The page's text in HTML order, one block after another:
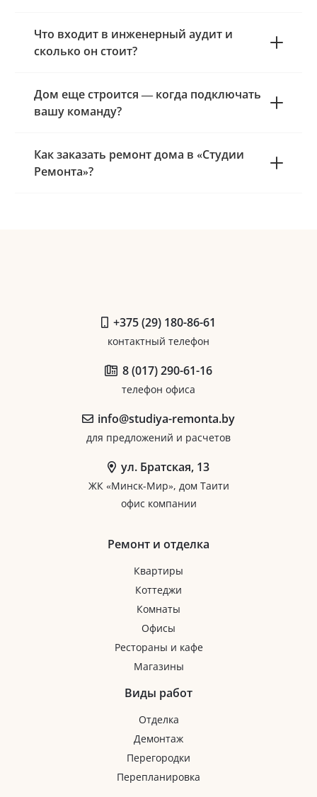
Что входит в инженерный аудит и
сколько он стоит?
Дом еще строится — когда подключать
вашу команду?
Как заказать ремонт дома в «Студии
Ремонта»?
+375 (29) 180-86-61
контактный телефон
8 (017) 290-61-16
телефон офиса
info@studiya-remonta.by
для предложений и расчетов
ул. Братская, 13
ЖК «Минск-Мир», дом Таити
офис компании
Ремонт и отделка
Квартиры
Коттеджи
Комнаты
Офисы
Рестораны и кафе
Магазины
Виды работ
Отделка
Демонтаж
Перегородки
Перепланировка